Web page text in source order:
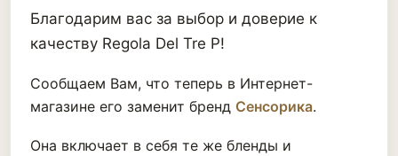
Благодарим вас за выбор и доверие к
качеству Regola Del Tre P!
Сообщаем Вам, что теперь в Интернет-
магазине его заменит бренд Сенсорика.
Она включает в себя те же бленды и